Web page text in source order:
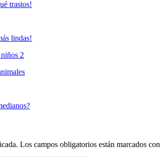
trastos!
lindas!
Los campos obligatorios están marcados con